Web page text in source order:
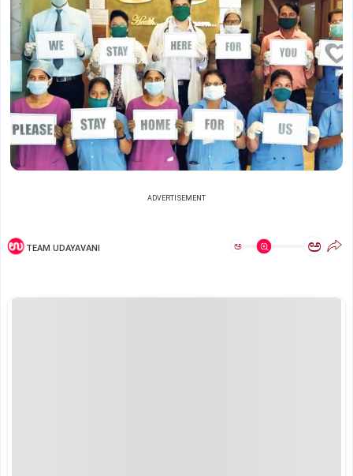
ADVERTISEMENT
TEAM UDAYAVANI ಅ ಅ